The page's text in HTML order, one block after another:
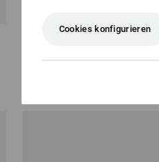
STRAUSSbox Werkzeug-Set
Cookies konfigurieren